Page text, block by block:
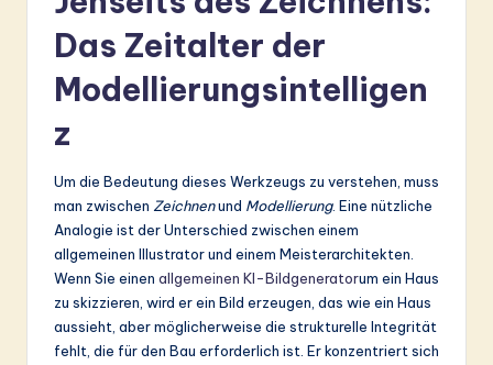
In
ti
o
Das Zeitalter der
Modellierungsintelligen
z
Um die Bedeutung dieses Werkzeugs zu verstehen, muss
man zwischen Zeichnenund Modellierung. Eine nützliche
Analogie ist der Unterschied zwischen einem
allgemeinen Illustrator und einem Meisterarchitekten.
Wenn Sie einen allgemeinen KI-Bildgeneratorum ein Haus
zu skizzieren, wird er ein Bild erzeugen, das wie ein Haus
aussieht, aber möglicherweise die strukturelle Integrität
fehlt, die für den Bau erforderlich ist. Er konzentriert sich